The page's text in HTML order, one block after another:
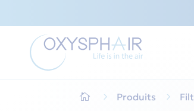
 5 Produits 5